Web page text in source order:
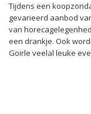
Tijdens een
gevarieerd aanbod
van
een drankje. Ook
Goirle veelal leuke